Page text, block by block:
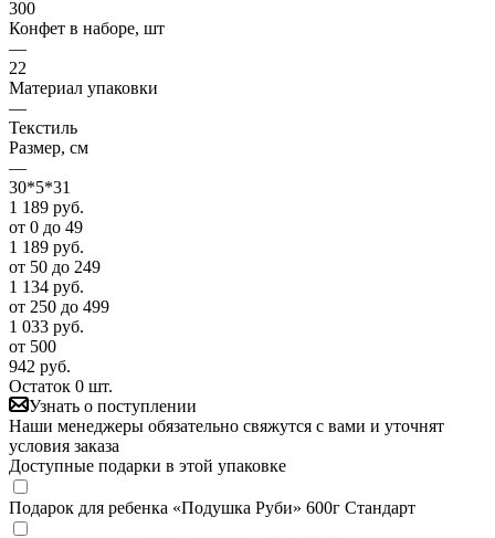
300
Конфет в наборе, шт
—
22
Материал упаковки
—
Текстиль
Размер, см
—
30*5*31
1 189 руб.
от 0 до 49
1 189 руб.
от 50 до 249
1 134 руб.
от 250 до 499
1 033 руб.
от 500
942 руб.
Остаток 0 шт.
Узнать о поступлении
Наши менеджеры обязательно свяжутся с вами и уточнят
условия заказа
Доступные подарки в этой упаковке
Подарок для ребенка «Подушка Руби» 600г Стандарт